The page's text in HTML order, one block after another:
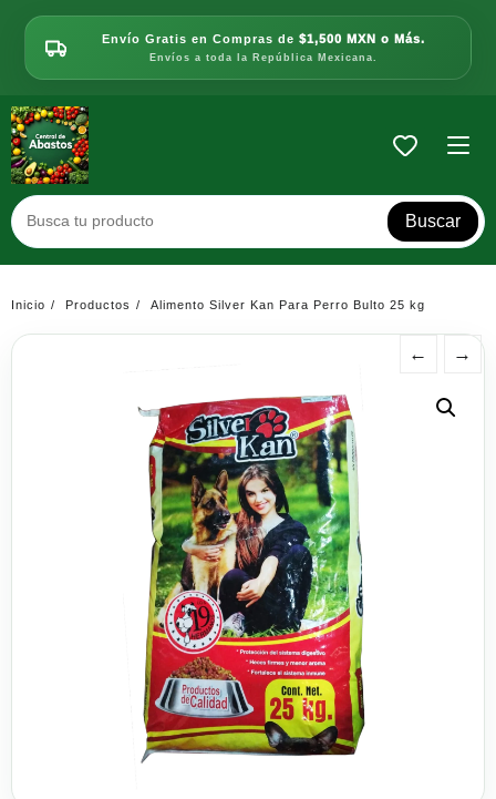
contenido
Envío Gratis en Compras de $1,500 MXN o Más.
Envíos a toda la República Mexicana.
Buscar
Inicio Productos Alimento Silver Kan Para Perro Bulto 25 kg
← →